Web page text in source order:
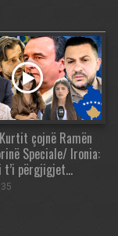
çojnë Ramën
Speciale/ Ironia:
t’i përgjigjet…